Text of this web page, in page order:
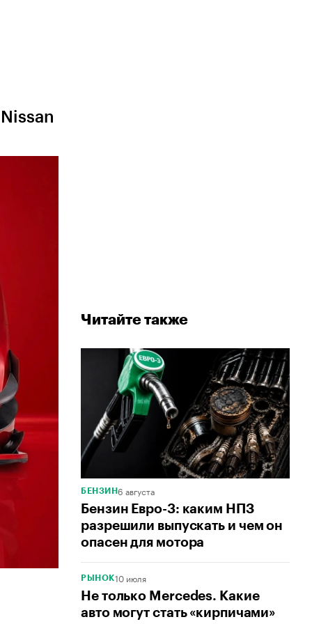
Читайте также
БЕНЗИН6 августа
Бензин Евро-3: каким НПЗ
разрешили выпускать и чем он
опасен для мотора
РЫНОК10 июля
Не только Mercedes. Какие
авто могут стать «кирпичами»